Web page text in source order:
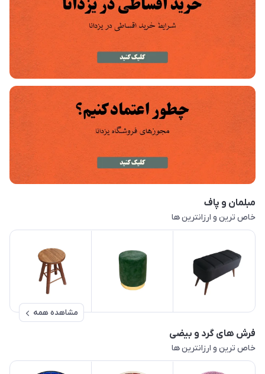
مبلمان و پاف
خاص ترین و ارزانترین ها
مشاهده همه
فرش های گرد و بیضی
خاص ترین و ارزانترین ها